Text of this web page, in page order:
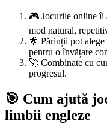
🎮 Jocurile online îi
mod natural,
🌟 Părinții pot
pentru o învățare
🚀 Combinate cu
progresul.
🎯 Cum ajută
limbii engleze